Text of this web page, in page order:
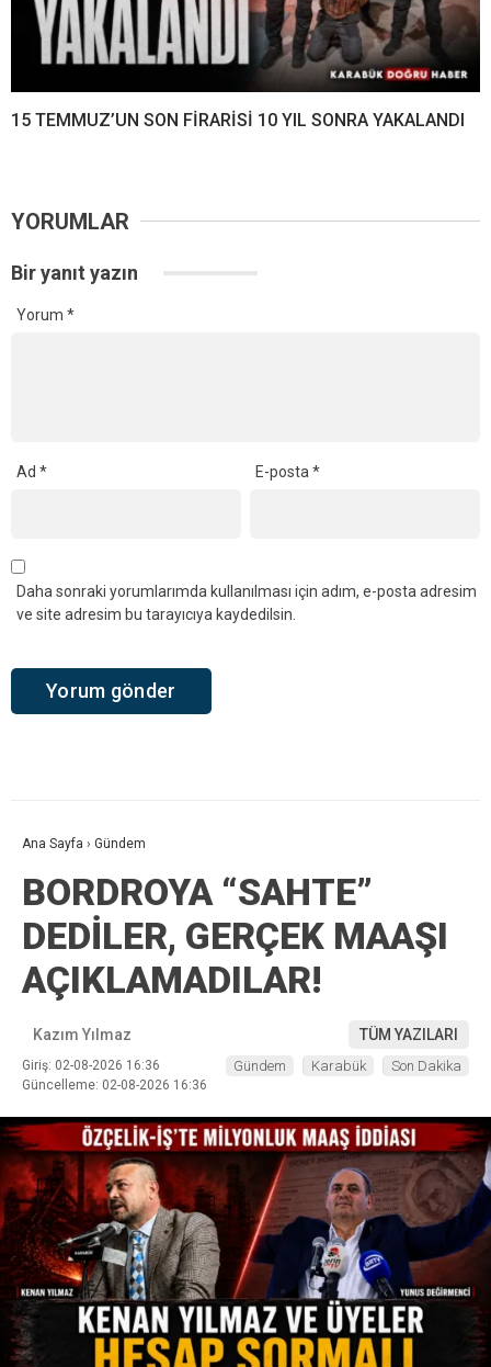
15 TEMMUZ’UN SON FİRARİSİ 10 YIL SONRA YAKALANDI
YORUMLAR
Bir yanıt yazın
Yorum *
Ad * E-posta*
Daha sonraki yorumlarımda kullanılması için adım, e-posta adresim
ve site adresim bu tarayıcıya kaydedilsin.
Ana Sayfa › Gündem
BORDROYA “SAHTE”
DEDİLER, GERÇEK MAAŞI
AÇIKLAMADILAR!
Kazım Yılmaz TÜM YAZILARI
Giriş: 02-08-2026 16:36
Güncelleme: 02-08-2026 16:36
Gündem Karabük Son Dakika